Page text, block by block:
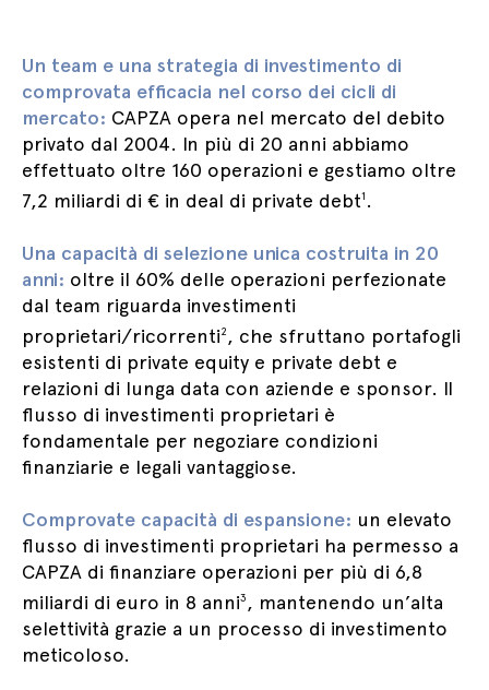
Un team e una strategia di investimento di
comprovata efficacia nel corso dei cicli di
mercato: CAPZA opera nel mercato del debito
privato dal 2004. In più di 20 anni abbiamo
effettuato oltre 160 operazioni e gestiamo oltre
7,2 miliardi di € in deal di private debt1 .
Una capacità di selezione unica costruita in 20
anni: oltre il 60% delle operazioni perfezionate
dal team riguarda investimenti
proprietari/ricorrenti2 , che sfruttano portafogli
esistenti di private equity e private debt e
relazioni di lunga data con aziende e sponsor. Il
flusso di investimenti proprietari è
fondamentale per negoziare condizioni
finanziarie e legali vantaggiose.
Comprovate capacità di espansione: un elevato
flusso di investimenti proprietari ha permesso a
CAPZA di finanziare operazioni per più di 6,8
miliardi di euro in 8 anni3 , mantenendo un’alta
selettività grazie a un processo di investimento
meticoloso.